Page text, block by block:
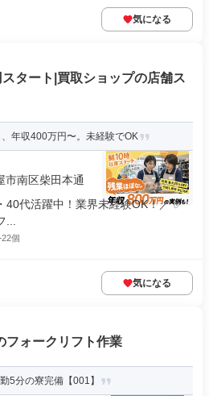
気になる
タート|買取ショップの店舗ス
年収400万円〜。未経験でOK
市南区柴田本通
40代活躍中！業界未経験OK！／ ✅
個
気になる
フォークリフト作業
5分の寮完備【001】